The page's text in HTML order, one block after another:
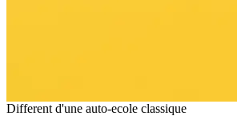
Different d'une auto-ecole classique